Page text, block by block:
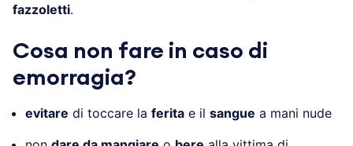
fazzoletti.
Cosa non fare in caso di
emorragia?
evitare di toccare la ferita e il sangue a mani nude